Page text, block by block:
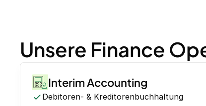
Unsere Finance
Interim Accounting
Debitoren- & Kreditorenbuchhaltung